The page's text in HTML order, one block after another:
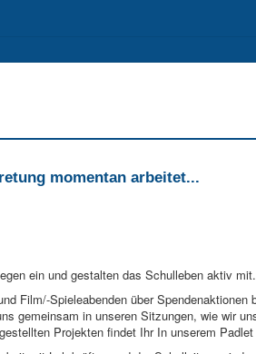
momentan arbeitet...
ein und gestalten das Schulleben aktiv mit.
Film/-Spieleabenden über
gemeinsam in unseren Sitzungen, wie wir
Projekten findet Ihr In unserem Padlet